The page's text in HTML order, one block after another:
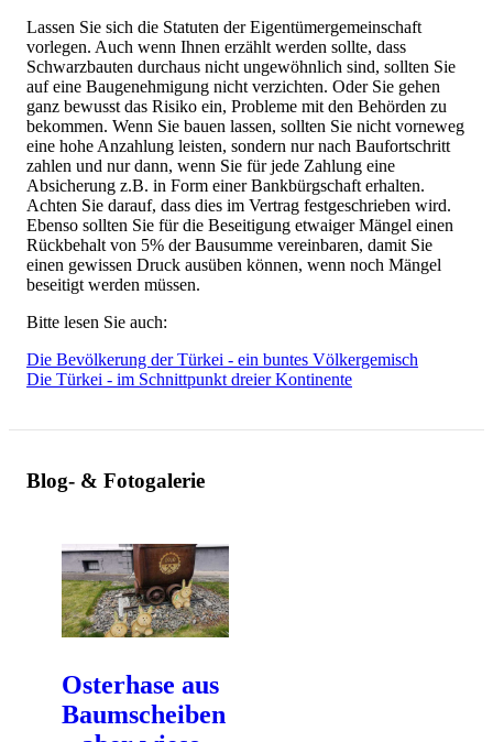
Lassen Sie sich die Statuten der Eigentümergemeinschaft
vorlegen. Auch wenn Ihnen erzählt werden sollte, dass
Schwarzbauten durchaus nicht ungewöhnlich sind, sollten Sie
auf eine Baugenehmigung nicht verzichten. Oder Sie gehen
ganz bewusst das Risiko ein, Probleme mit den Behörden zu
bekommen. Wenn Sie bauen lassen, sollten Sie nicht vorneweg
eine hohe Anzahlung leisten, sondern nur nach Baufortschritt
zahlen und nur dann, wenn Sie für jede Zahlung eine
Absicherung z.B. in Form einer Bankbürgschaft erhalten.
Achten Sie darauf, dass dies im Vertrag festgeschrieben wird.
Ebenso sollten Sie für die Beseitigung etwaiger Mängel einen
Rückbehalt von 5% der Bausumme vereinbaren, damit Sie
einen gewissen Druck ausüben können, wenn noch Mängel
beseitigt werden müssen.
Bitte lesen Sie auch:
Die Bevölkerung der Türkei - ein buntes Völkergemisch
Die Türkei - im Schnittpunkt dreier Kontinente
Blog- & Fotogalerie
Osterhase aus
Baumscheiben